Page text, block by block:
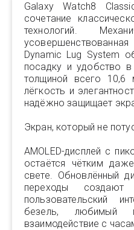
Galaxy Watch8
сочетание
технологий.
Dynamic Lug System
посадку и удобство в
толщиной всего 10,6
лёгкость и
надёжно защищает
Экран, который не
AMOLED-дисплей с
остаётся чётким
свете. Обновлённый
переходы создают
пользовательский
безель, любимый
взаимодействие с